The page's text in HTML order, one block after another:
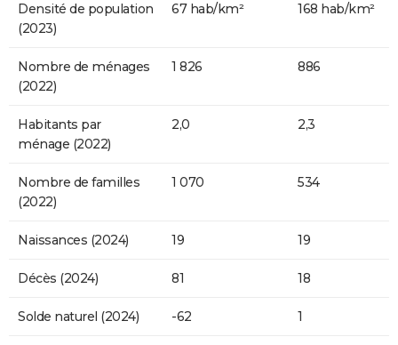
Densité de population
(2023)
67 hab/km² 168 hab/km²
Nombre de ménages
(2022)
1 826 886
Habitants par
ménage (2022)
2,0 2,3
Nombre de familles
(2022)
1 070 534
Naissances (2024) 19 19
Décès (2024) 81 18
Solde naturel (2024) -62 1